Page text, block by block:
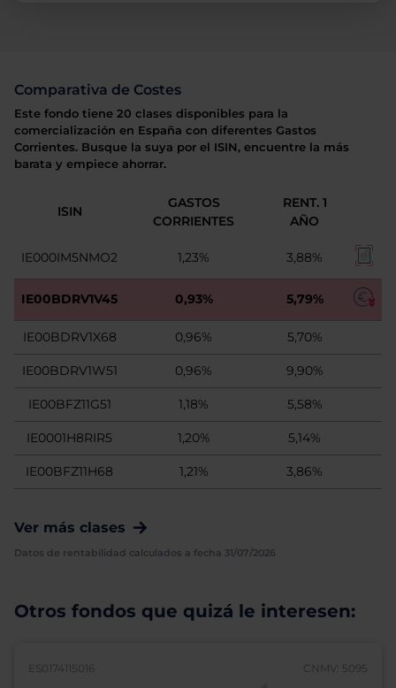
Comparativa de Costes
Este fondo tiene 20 clases disponibles para la
comercialización en España con diferentes Gastos
Corrientes. Busque la suya por el ISIN, encuentre la más
barata y empiece ahorrar.
ISIN
GASTOS
CORRIENTES
RENT. 1
AÑO
IE000IM5NMO2 1,23% 3,88%
IE00BDRV1V45 0,93% 5,79%
IE00BDRV1X68 0,96% 5,70%
IE00BDRV1W51 0,96% 9,90%
IE00BFZ11G51 1,18% 5,58%
IE0001H8RIR5 1,20% 5,14%
IE00BFZ11H68 1,21% 3,86%
Ver más clases
Datos de rentabilidad calculados a fecha 31/07/2026
Otros fondos que quizá le interesen:
ES0174115016 CNMV: 5095